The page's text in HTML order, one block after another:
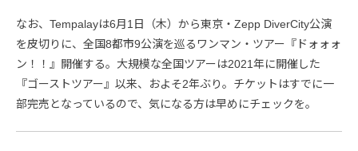
なお、Tempalayは6月1日（木）から東京・Zepp DiverCity公演
を皮切りに、全国8都市9公演を巡るワンマン・ツアー『ドォォォ
ン！！』開催する。大規模な全国ツアーは2021年に開催した
『ゴーストツアー』以来、およそ2年ぶり。チケットはすでに一
部完売となっているので、気になる方は早めにチェックを。